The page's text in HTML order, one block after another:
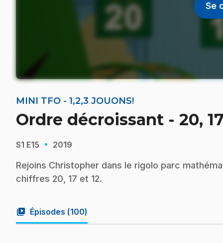
Se
MINI TFO - 1,2,3 JOUONS!
Ordre décroissant - 20,
S1 E15 · 2019
Rejoins Christopher dans le rigolo parc
chiffres 20, 17 et 12.
video_library Épisodes (100)